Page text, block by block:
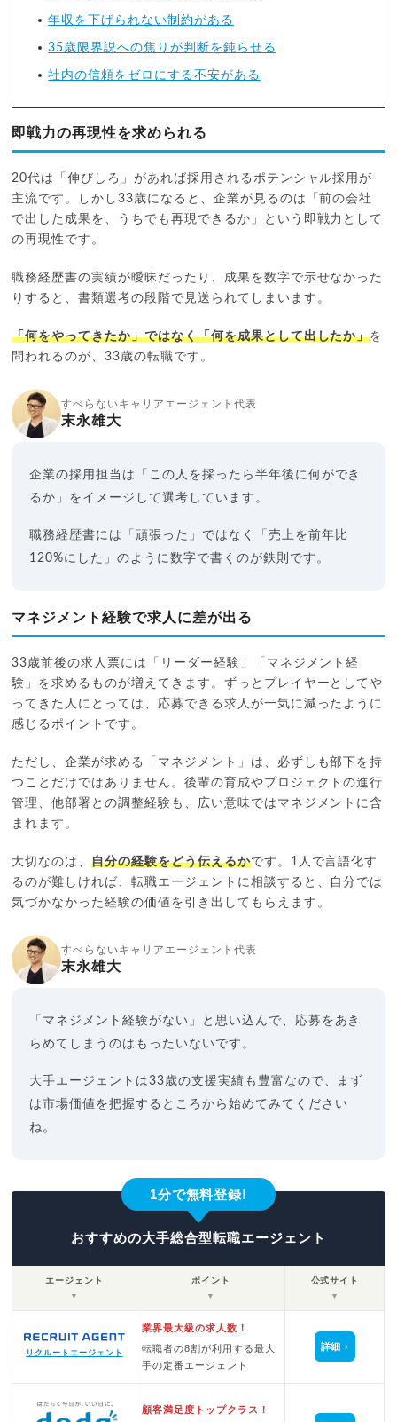
年収を下げられない制約がある
35歳限界説への焦りが判断を鈍らせる
社内の信頼をゼロにする不安がある
即戦力の再現性を求められる
20代は「伸びしろ」があれば採用されるポテンシャル採用が
主流です。しかし33歳になると、企業が見るのは「前の会社
で出した成果を、うちでも再現できるか」という即戦力として
の再現性です。
職務経歴書の実績が曖昧だったり、成果を数字で示せなかった
りすると、書類選考の段階で見送られてしまいます。
「何をやってきたか」ではなく「何を成果として出したか」を
問われるのが、33歳の転職です。
すべらないキャリアエージェント代表
末永雄大
企業の採用担当は「この人を採ったら半年後に何ができ
るか」をイメージして選考しています。
職務経歴書には「頑張った」ではなく「売上を前年比
120%にした」のように数字で書くのが鉄則です。
マネジメント経験で求人に差が出る
33歳前後の求人票には「リーダー経験」「マネジメント経
験」を求めるものが増えてきます。ずっとプレイヤーとしてや
ってきた人にとっては、応募できる求人が一気に減ったように
感じるポイントです。
ただし、企業が求める「マネジメント」は、必ずしも部下を持
つことだけではありません。後輩の育成やプロジェクトの進行
管理、他部署との調整経験も、広い意味ではマネジメントに含
まれます。
大切なのは、自分の経験をどう伝えるかです。1人で言語化す
るのが難しければ、転職エージェントに相談すると、自分では
気づかなかった経験の価値を引き出してもらえます。
すべらないキャリアエージェント代表
末永雄大
「マネジメント経験がない」と思い込んで、応募をあき
らめてしまうのはもったいないです。
大手エージェントは33歳の支援実績も豊富なので、まず
は市場価値を把握するところから始めてみてください
ね。
1分で無料登録!
おすすめの大手総合型転職エージェント
エージェント
▼
ポイント
▼
公式サイト
▼
リクルートエージェント
業界最大級の求人数！
転職者の8割が利用する最大
手の定番エージェント
詳細
顧客満足度トップクラス！